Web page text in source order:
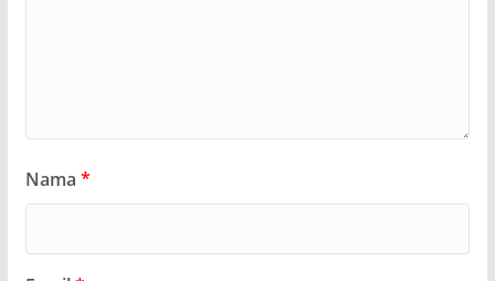
Nama *